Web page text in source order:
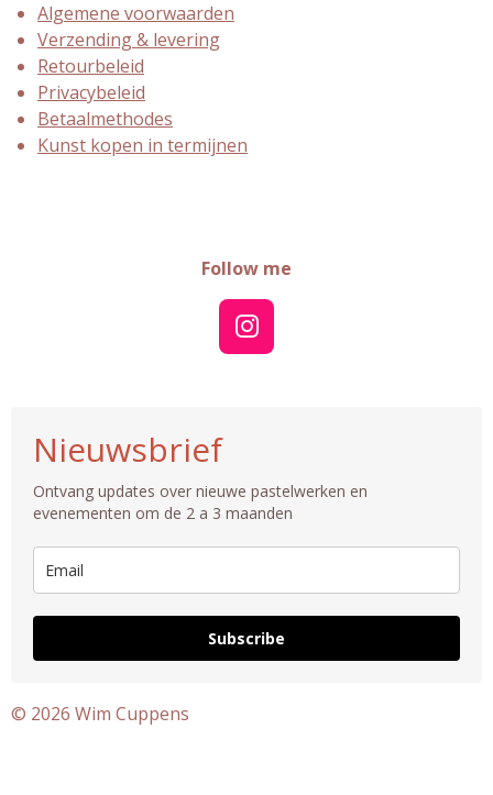
Algemene voorwaarden
Verzending & levering
Retourbeleid
Privacybeleid
Betaalmethodes
Kunst kopen in termijnen
Follow me
I
n
r
a
m
Nieuwsbrief
Ontvang updates over nieuwe pastelwerken en
evenementen om de 2 a 3 maanden
Subscribe
© 2026 Wim Cuppens